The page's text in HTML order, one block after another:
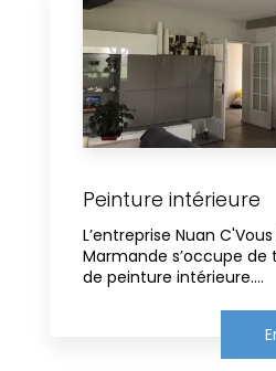
Peinture intérieure
L’entreprise Nuan
Marmande s’occupe de
de peinture intérieure....